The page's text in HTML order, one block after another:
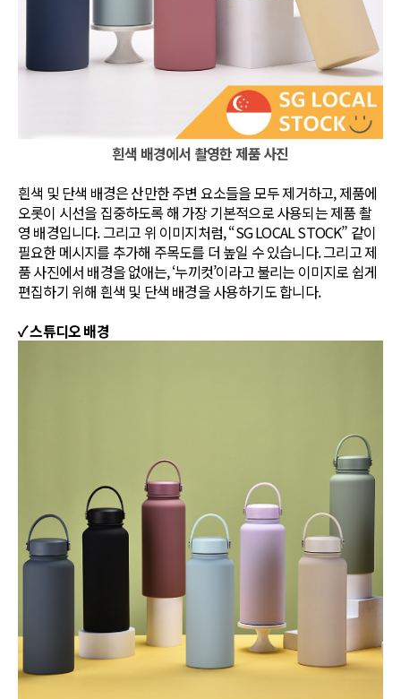
흰색 배경에서 촬영한 제품 사진
흰색 및 단색 배경은 산만한 주변 요소들을 모두 제거하고, 제품에
오롯이 시선을 집중하도록 해 가장 기본적으로 사용되는 제품 촬
영 배경입니다. 그리고 위 이미지처럼, “SG LOCAL STOCK” 같이
필요한 메시지를 추가해 주목도를 더 높일 수 있습니다. 그리고 제
품 사진에서 배경을 없애는, ‘누끼컷’이라고 불리는 이미지로 쉽게
편집하기 위해 흰색 및 단색 배경을 사용하기도 합니다.
✓ 스튜디오 배경